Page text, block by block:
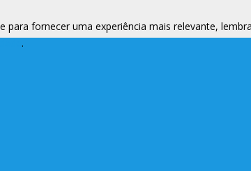
para fornecer uma experiência mais relevante,
.